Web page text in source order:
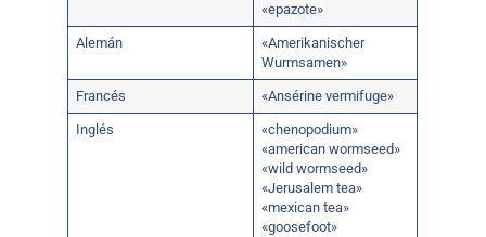
«epazote»
Alemán
«Amerikanischer
Wurmsamen»
Francés «Ansérine vermifuge»
Inglés
«chenopodium»
«american wormseed»
«wild wormseed»
«Jerusalem tea»
«mexican tea»
«goosefoot»